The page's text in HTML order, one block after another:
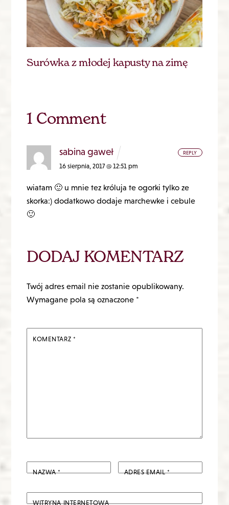
Surówka z młodej kapusty na zimę
1 Comment
sabina gaweł
16 sierpnia, 2017 @ 12:51 pm
wiatam 🙂 u mnie tez króluja te ogorki tylko ze
skorka:) dodatkowo dodaje marchewke i cebule
🙂
REPLY
DODAJ KOMENTARZ
Twój adres email nie zostanie opublikowany.
Wymagane pola są oznaczone *
KOMENTARZ *
NAZWA* ADRES EMAIL*
WITRYNA INTERNETOWA